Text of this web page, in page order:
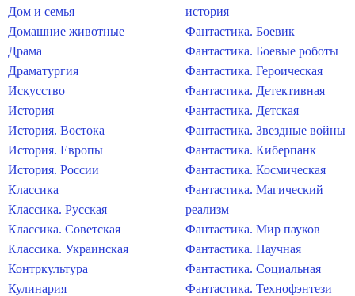
Дом и семья
Домашние животные
Драма
Драматургия
Искусство
История
История. Востока
История. Европы
История. России
Классика
Классика. Русская
Классика. Советская
Классика. Украинская
Контркультура
Кулинария
история
Фантастика. Боевик
Фантастика. Боевые роботы
Фантастика. Героическая
Фантастика. Детективная
Фантастика. Детская
Фантастика. Звездные войны
Фантастика. Киберпанк
Фантастика. Космическая
Фантастика. Магический
реализм
Фантастика. Мир пауков
Фантастика. Научная
Фантастика. Социальная
Фантастика. Технофэнтези